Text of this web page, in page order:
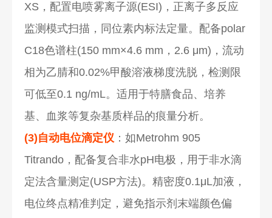
XS，配置电喷雾离子源(ESI)，正离子多反应
监测模式扫描，同位素内标法定量。配备polar
C18色谱柱(150 mm×4.6 mm，2.6 μm)，流动
相为乙腈和0.02%甲酸溶液梯度洗脱，检测限
可低至0.1 ng/mL。适用于特膳食品、培养
基、血浆等复杂基质样品的痕量分析。
(3)自动电位滴定仪 ：如Metrohm 905
Titrando，配备复合非水pH电极，用于非水滴
定法含量测定(USP方法)。精密度0.1μL加液，
电位终点精准判定，避免指示剂末端颜色偏